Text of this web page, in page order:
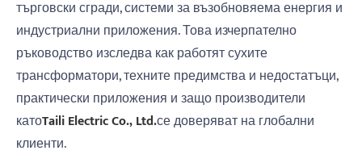
търговски сгради, системи за възобновяема енергия и
индустриални приложения. Това изчерпателно
ръководство изследва как работят сухите
трансформатори, техните предимства и недостатъци,
практически приложения и защо производители
катоTaili Electric Co., Ltd.се доверяват на глобални
клиенти.